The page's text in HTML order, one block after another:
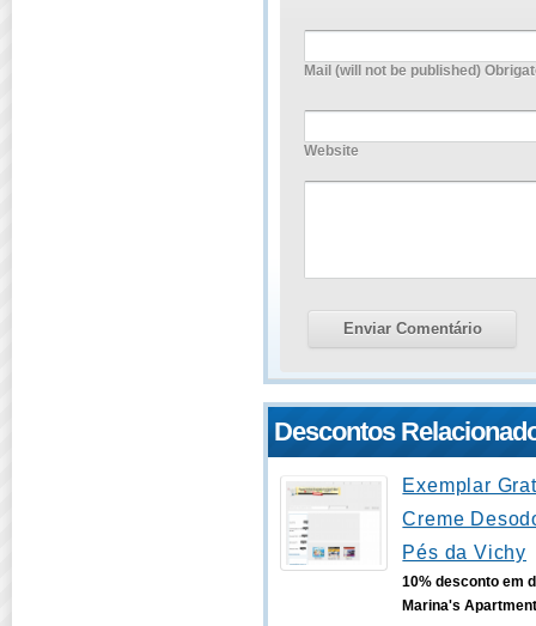
Mail (will not be published)
Website
Descontos
Exemplar
Creme
Pés da Vichy
10% desconto em
Marina's